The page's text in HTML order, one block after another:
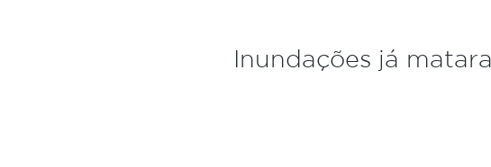
Inundações já